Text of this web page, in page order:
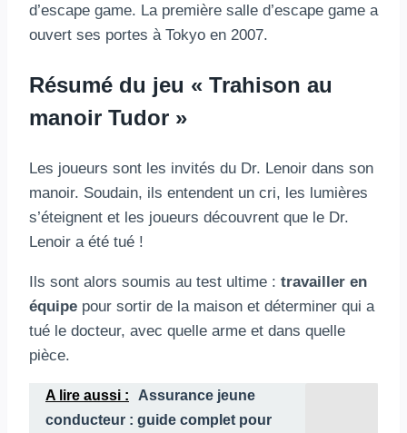
d’escape game. La première salle d’escape game a
ouvert ses portes à Tokyo en 2007.
Résumé du jeu « Trahison au
manoir Tudor »
Les joueurs sont les invités du Dr. Lenoir dans son
manoir. Soudain, ils entendent un cri, les lumières
s’éteignent et les joueurs découvrent que le Dr.
Lenoir a été tué !
Ils sont alors soumis au test ultime : travailler en
équipe pour sortir de la maison et déterminer qui a
tué le docteur, avec quelle arme et dans quelle
pièce.
A lire aussi :
Assurance jeune
conducteur : guide complet pour